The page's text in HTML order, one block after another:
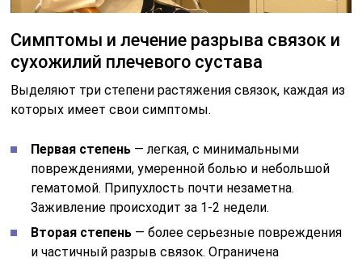
Симптомы и лечение разрыва связок и
сухожилий плечевого сустава
Выделяют три степени растяжения связок, каждая из
которых имеет свои симптомы.
Первая степень — легкая, с минимальными
повреждениями, умеренной болью и небольшой
гематомой. Припухлость почти незаметна.
Заживление происходит за 1-2 недели.
Вторая степень — более серьезные повреждения
и частичный разрыв связок. Ограничена